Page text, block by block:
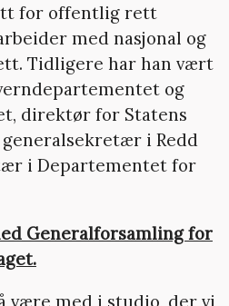
for offentlig rett
med nasjonal og
Tidligere har han vært
og
direktør for Statens
i Redd
i Departementet for
Generalforsamling for
være med i studio, der vi